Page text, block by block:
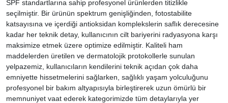
SPF standartlarına sahip profesyonel ürünlerden titizlikle
seçilmiştir. Bir ürünün spektrum genişliğinden, fotostabilite
katsayısına ve içerdiği antioksidan komplekslerin saflık derecesine
kadar her teknik detay, kullanıcının cilt bariyerini radyasyona karşı
maksimize etmek üzere optimize edilmiştir. Kaliteli ham
maddelerden üretilen ve dermatolojik protokollerle sunulan
yelpazemiz, kullanıcıların kendilerini teknik açıdan çok daha
emniyette hissetmelerini sağlarken, sağlıklı yaşam yolculuğunu
profesyonel bir bakım altyapısıyla birleştirerek uzun ömürlü bir
memnuniyet vaat ederek kategorimizde tüm detaylarıyla yer